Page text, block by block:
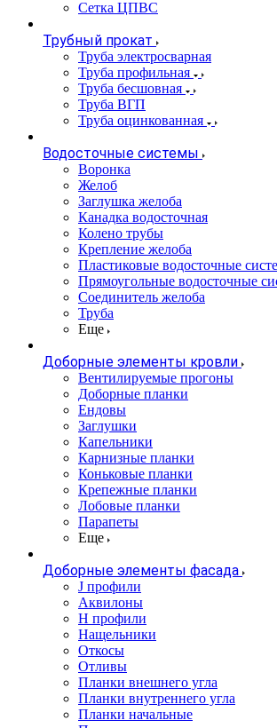
Сетка ЦПВС
Трубный прокат
Труба электросварная
Труба профильная
Труба бесшовная
Труба ВГП
Труба оцинкованная
Водосточные системы
Воронка
Желоб
Заглушка желоба
Канадка водосточная
Колено трубы
Крепление желоба
Пластиковые водосточные
Прямоугольные водосточные
Соединитель желоба
Труба
Еще
Доборные элементы кровли
Вентилируемые прогоны
Доборные планки
Ендовы
Заглушки
Капельники
Карнизные планки
Коньковые планки
Крепежные планки
Лобовые планки
Парапеты
Еще
Доборные элементы фасада
J профили
Аквилоны
Н профили
Нащельники
Откосы
Отливы
Планки внешнего угла
Планки внутреннего угла
Планки начальные